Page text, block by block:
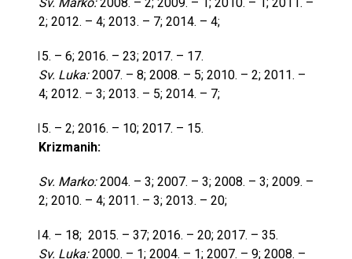
2; 2012. – 4; 2013. – 7; 2014. – 4;
– 6; 2016. – 23; 2017. – 17.
Sv. Luka:2007. – 8; 2008. – 5; 2010. – 2; 2011. –
4; 2012. – 3; 2013. – 5; 2014. – 7;
– 2; 2016. – 10; 2017. – 15.
Krizmanih:
Sv. Marko:2004. – 3; 2007. – 3; 2008. – 3; 2009. –
2; 2010. – 4; 2011. – 3; 2013. – 20;
– 18; 2015. – 37; 2016. – 20; 2017. – 35.
Sv. Luka:2000. – 1; 2004. – 1; 2007. – 9; 2008. –